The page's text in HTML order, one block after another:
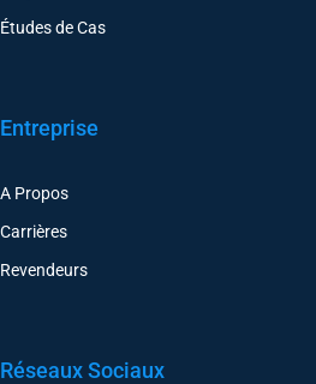
Études de Cas
Entreprise
A Propos
Carrières
Revendeurs
Réseaux Sociaux